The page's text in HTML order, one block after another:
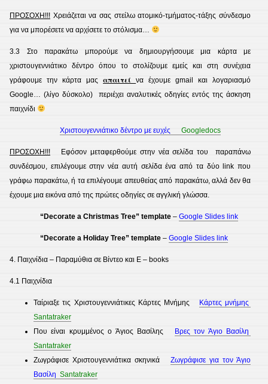
ΠΡΟΣΟΧΗ!!! Χρειάζεται να σας στείλω ατομικό-τμήματος-τάξης σύνδεσμο
για να μπορέσετε να αρχίσετε το στόλισμα…
3.3 Στο παρακάτω μπορούμε να δημιουργήσουμε μια κάρτα με
χριστουγεννιάτικο δέντρο όπου το στολίζουμε εμείς και στη συνέχεια
γράφουμε την κάρτα μαςαπαιτείνα έχουμε gmail και λογαριασμό
Google… (λίγο δύσκολο) περιέχει αναλυτικές οδηγίες εντός της άσκηση
παιχνίδι
Χριστουγεννιάτικο δέντρο με ευχές Googledocs
ΠΡΟΣΟΧΗ!!! Εφόσον μεταφερθούμε στην νέα σελίδα του παραπάνω
συνδέσμου, επιλέγουμε στην νέα αυτή σελίδα ένα από τα δύο link που
γράφω παρακάτω, ή τα επιλέγουμε απευθείας από παρακάτω, αλλά δεν θα
έχουμε μια εικόνα από της πρώτες οδηγίες σε αγγλική γλώσσα.
“Decorate a Christmas Tree” template – Google Slides link
“Decorate a Holiday Tree” template – Google Slides link
4. Παιχνίδια – Παραμύθια σε Βίντεο και Ε – books
4.1 Παιχνίδια
Ταίριαξε τις Χριστουγεννιάτικες Κάρτες Μνήμης
Κάρτες μνήμης
Santatraker
Που είναι κρυμμένος ο Άγιος Βασίλης
Βρες τον Άγιο Βασίλη
Santatraker
Ζωγράφισε Χριστουγεννιάτικα σκηνικά
Ζωγράφισε για τον Άγιο
Βασίλη Santatraker